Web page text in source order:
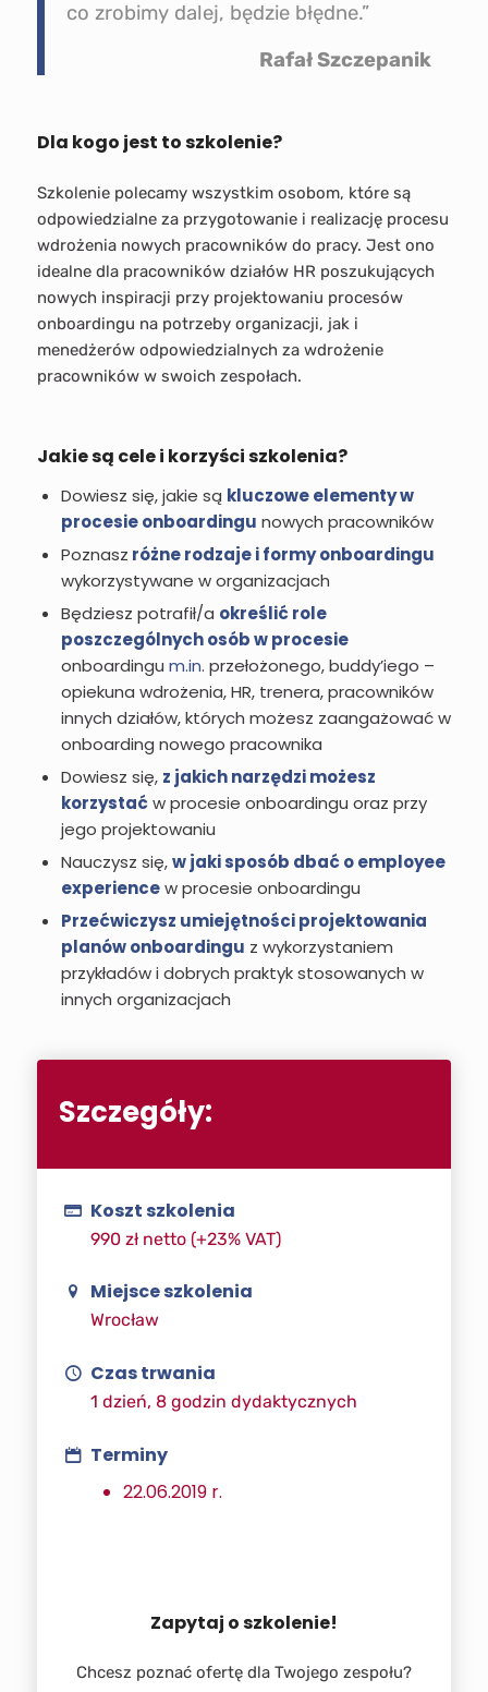
co zrobimy dalej, będzie błędne.”
Rafał Szczepanik
Dla kogo jest to szkolenie?
Szkolenie polecamy wszystkim osobom, które są
odpowiedzialne za przygotowanie i realizację procesu
wdrożenia nowych pracowników do pracy. Jest ono
idealne dla pracowników działów HR poszukujących
nowych inspiracji przy projektowaniu procesów
onboardingu na potrzeby organizacji, jak i
menedżerów odpowiedzialnych za wdrożenie
pracowników w swoich zespołach.
Jakie są cele i korzyści szkolenia?
Dowiesz się, jakie są kluczowe elementy w
procesie onboardingu nowych pracowników
Poznasz różne rodzaje i formy onboardingu
wykorzystywane w organizacjach
Będziesz potrafił/a określić role
poszczególnych osób w procesie
onboardingu m.in. przełożonego, buddy’iego –
opiekuna wdrożenia, HR, trenera, pracowników
innych działów, których możesz zaangażować w
onboarding nowego pracownika
Dowiesz się, z jakich narzędzi możesz
korzystaćw procesie onboardingu oraz przy
jego projektowaniu
Nauczysz się,w jaki sposób dbać o employee
experiencew procesie onboardingu
Przećwiczysz umiejętności projektowania
planów onboardingu z wykorzystaniem
przykładów i dobrych praktyk stosowanych w
innych organizacjach
Szczegóły:
Koszt szkolenia
990 zł netto (+23% VAT)
Miejsce szkolenia
Wrocław
Czas trwania
1 dzień, 8 godzin dydaktycznych
Terminy
22.06.2019 r.
Zapytaj o szkolenie!
Chcesz poznać ofertę dla Twojego zespołu?